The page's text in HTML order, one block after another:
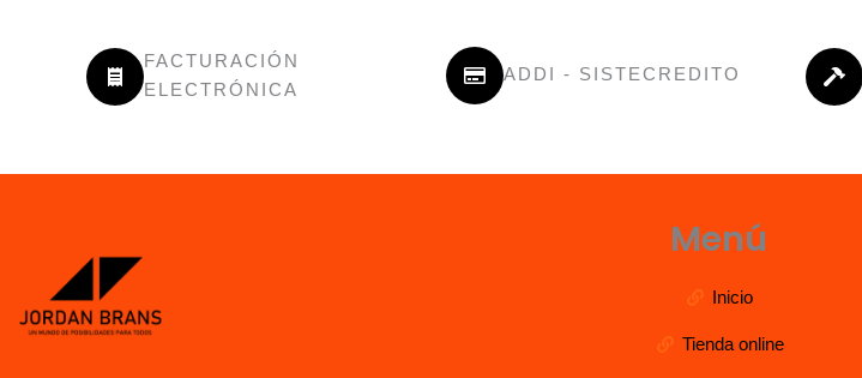
FACTURACIÓN
ELECTRÓNICA
ADDI - SISTECREDITO
Menú
Inicio
Tienda online